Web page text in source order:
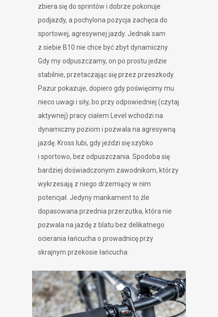
zbiera się do sprintów i dobrze pokonuje
podjazdy, a pochylona pozycja zachęca do
sportowej, agresywnej jazdy. Jednak sam
z siebie B10 nie chce być zbyt dynamiczny.
Gdy my odpuszczamy, on po prostu jedzie
stabilnie, przetaczając się przez przeszkody.
Pazur pokazuje, dopiero gdy poświęcimy mu
nieco uwagi i siły, bo przy odpowiedniej (czytaj
aktywnej) pracy ciałem Level wchodzi na
dynamiczny poziom i pozwala na agresywną
jazdę. Kross lubi, gdy jeździ się szybko
i sportowo, bez odpuszczania. Spodoba się
bardziej doświadczonym zawodnikom, którzy
wykrzesają z niego drzemiący w nim
potencjał. Jedyny mankament to źle
dopasowana przednia przerzutka, która nie
pozwala na jazdę z blatu bez delikatnego
ocierania łańcucha o prowadnicę przy
skrajnym przekosie łańcucha.